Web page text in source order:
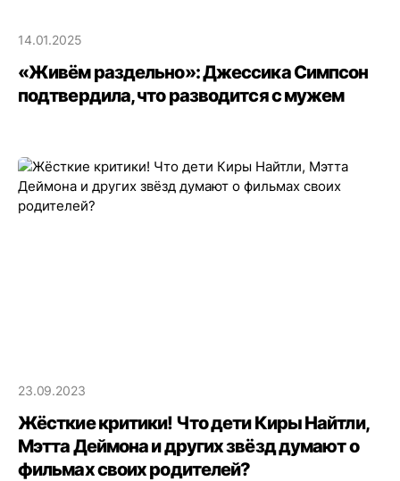
14.01.2025
«Живём раздельно»: Джессика Симпсон
подтвердила, что разводится с мужем
23.09.2023
Жёсткие критики! Что дети Киры Найтли,
Мэтта Деймона и других звёзд думают о
фильмах своих родителей?